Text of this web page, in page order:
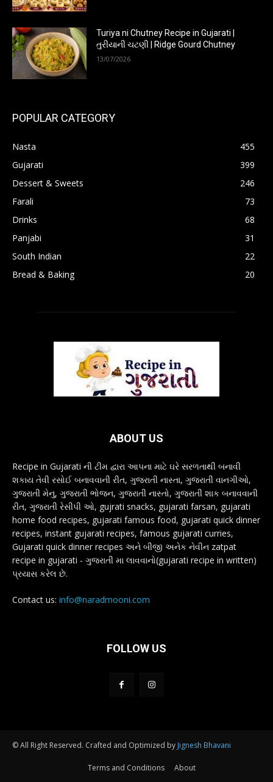
Turiya ni Chutney Recipe in Gujarati |
તુરીયાની ચટણી | Ridge Gourd Chutney
13/07/2026
POPULAR CATEGORY
Nasta
455
Gujarati
399
Dessert & Sweets
246
Farali
73
Drinks
68
Panjabi
31
South Indian
22
Bread & Baking
20
ABOUT US
Recipe in Gujarati ની ટીમ દ્વારા આપના માટે ઘરે સરળતાથી બનાવી
શકાય તેવી રસોઈ બનાવવાની રીત, ગુજરાતી નાસ્તા, ગુજરાતી વાનગીઓ,
ગુજરાતી મેનુ, ગુજરાતી ભોજન, ગુજરાતી નાસ્તો, ગુજરાતી શાક બનાવવાની
રીત, ગુજરાતી રેસીપી ઓ, gujrati snacks, gujarati farsan, gujarati
home food recipes, gujarati famous food, gujarati quick dinner
recipes, instant gujarati recipes, famous gujarati curries,
Gujarati quick dinner recipes અને બીજી અનેક નેવીન zatpat
recipe in gujarati - ગુજરાતી મા લાવવાનો(gujarati recipe in written)
પ્રયાસ કરેલ છે.
Contact us: info@naradmooni.com
FOLLOW US
© All Right Reserved. Crafted and Optimized by Jignesh Bhavani
Terms and Conditions About